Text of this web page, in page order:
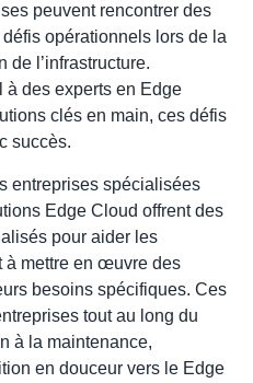
peuvent rencontrer des
opérationnels lors de la
de l’infrastructure.
à des experts en Edge
clés en main, ces défis
succès.
entreprises spécialisées
Edge Cloud offrent des
pour aider les
à mettre en œuvre des
besoins spécifiques. Ces
tout au long du
à la maintenance,
en douceur vers le Edge